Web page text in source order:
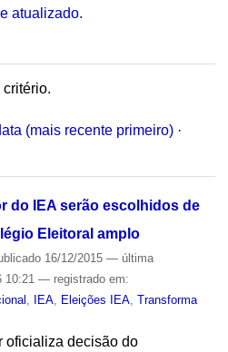
atualizado.
(mais recente primeiro) ·
do IEA serão escolhidos de
Eleitoral amplo
16/12/2015 — última
— registrado em:
IEA, Eleições IEA, Transforma
oficializa decisão do